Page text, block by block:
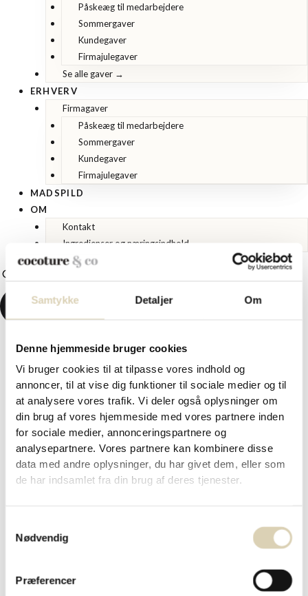
Samtykke Detaljer Om
Denne hjemmeside bruger cookies
Vi bruger cookies til at tilpasse vores indhold og
annoncer, til at vise dig funktioner til sociale medier og til
at analysere vores trafik. Vi deler også oplysninger om
din brug af vores hjemmeside med vores partnere inden
for sociale medier, annonceringspartnere og
analysepartnere. Vores partnere kan kombinere disse
data med andre oplysninger, du har givet dem, eller som
de har indsamlet fra din brug af deres tjenester.
Nødvendig
Præferencer
Påskeæg til medarbejdere
Sommergaver
Kundegaver
Firmajulegaver
Se alle gaver →
ERHVERV
Firmagaver
Påskeæg til medarbejdere
Sommergaver
Kundegaver
Firmajulegaver
MADSPILD
OM
Kontakt
Ingredienser og næringsindhold
KR.0,000
Påskechokolade og påskegaver 2026
/ Påskegave
med marcipanæg, hvid chokolade og fylde chokoladeæg – ca.
374g
Påskegave med marcipanæg,
hvid chokolade og fylde
chokoladeæg – ca. 374g
kr.329,00
VARENR. 0310657